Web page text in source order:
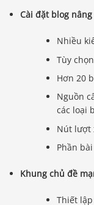
Cài đặt blog nâng
Nhiều
Tùy
Hơn 20
Nguồn
các loại
Nút lượt
Phần
Khung chủ đề
Thiết